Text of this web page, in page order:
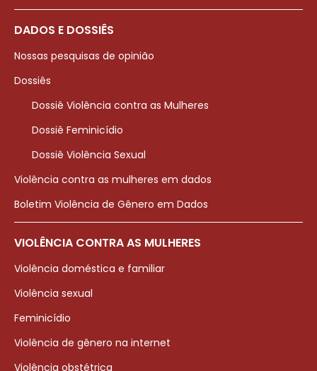
DADOS E DOSSIÊS
Nossas pesquisas de opinião
Dossiês
Dossiê Violência contra as Mulheres
Dossiê Feminicídio
Dossiê Violência Sexual
Violência contra as mulheres em dados
Boletim Violência de Gênero em Dados
VIOLÊNCIA CONTRA AS MULHERES
Violência doméstica e familiar
Violência sexual
Feminicídio
Violência de gênero na internet
Violência obstétrica